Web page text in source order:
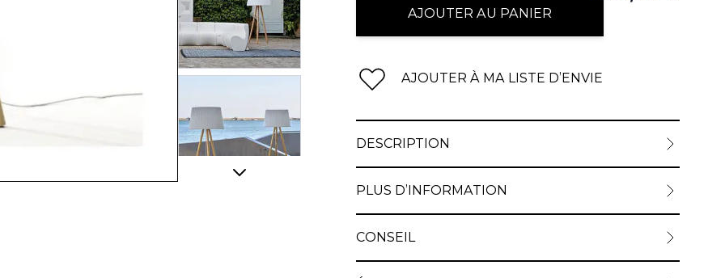
AJOUTER AU PANIER
AJOUTER À MA LISTE D’ENVIE
DESCRIPTION
PLUS D’INFORMATION
CONSEIL